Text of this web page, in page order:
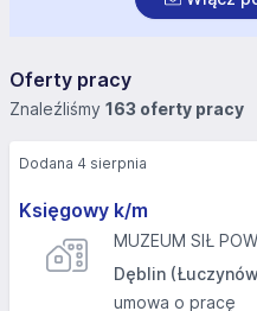
Oferty pracy
Znaleźliśmy 163 oferty pracy
Księgowy k/m
MUZEUM SIŁ
Dęblin
umowa o pracę
Dodana 4 sierpnia